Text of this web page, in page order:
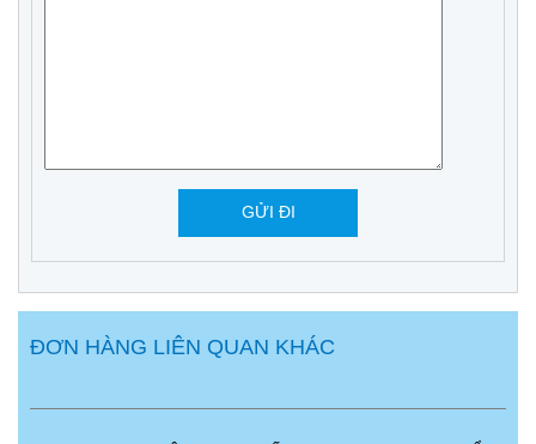
ĐƠN HÀNG LIÊN QUAN KHÁC